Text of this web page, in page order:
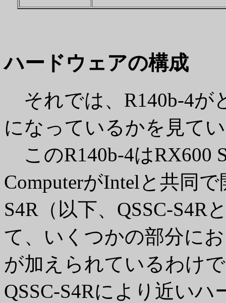
ハードウェアの構成
それでは、R140b-4が
になっているかを見て
このR140b-4はRX600
ComputerがIntelと共同で
S4R（以下、QSSC-
て、いくつかの部分に
が加えられているわけ
QSSC-S4Rにより近い